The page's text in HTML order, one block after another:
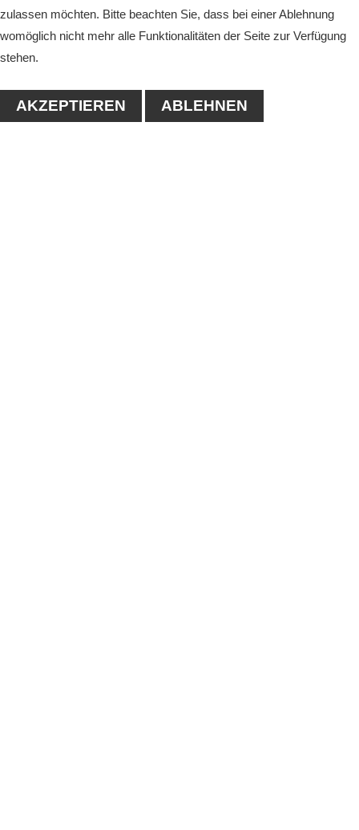
zulassen möchten. Bitte beachten Sie, dass bei einer Ablehnung
womöglich nicht mehr alle Funktionalitäten der Seite zur Verfügung
stehen.
AKZEPTIEREN ABLEHNEN